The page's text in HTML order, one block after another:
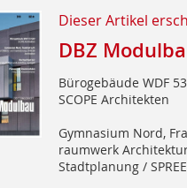
Dieser Artikel
DBZ
Bürogebäude WDF
SCOPE Architekten
Gymnasium Nord,
raumwerk
Stadtplanung /